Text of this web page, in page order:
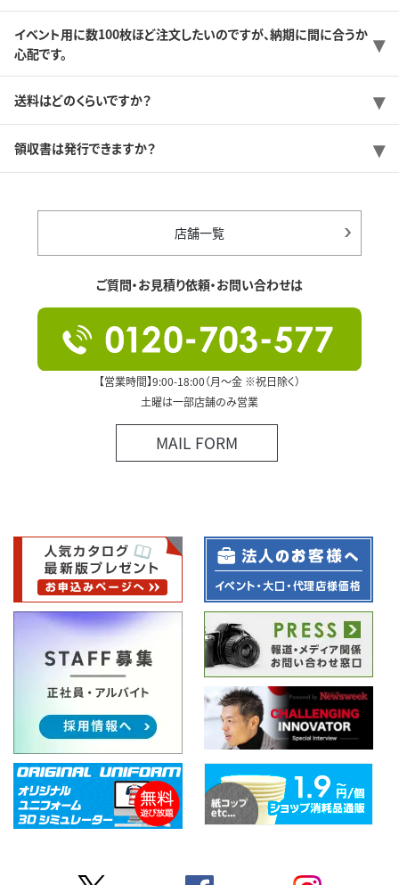
イベント用に数100枚ほど注文したいのですが、納期に間に合うか
心配です。
送料はどのくらいですか？
領収書は発行できますか？
店舗一覧
ご質問・お見積り依頼・お問い合わせは
【営業時間】9:00-18:00（月～金 ※祝日除く）
土曜は一部店舗のみ営業
MAIL FORM